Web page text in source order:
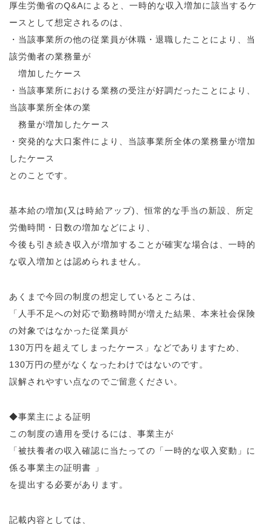
厚生労働省のQ&Aによると、一時的な収入増加に該当するケ
ースとして想定されるのは、
・当該事業所の他の従業員が休職・退職したことにより、当
該労働者の業務量が
増加したケース
・当該事業所における業務の受注が好調だったことにより、
当該事業所全体の業
務量が増加したケース
・突発的な大口案件により、当該事業所全体の業務量が増加
したケース
とのことです。
基本給の増加(又は時給アップ)、恒常的な手当の新設、所定
労働時間・日数の増加などにより、
今後も引き続き収入が増加することが確実な場合は、一時的
な収入増加とは認められません。
あくまで今回の制度の想定しているところは、
「人手不足への対応で勤務時間が増えた結果、本来社会保険
の対象ではなかった従業員が
130万円を超えてしまったケース」などでありますため、
130万円の壁がなくなったわけではないのです。
誤解されやすい点なのでご留意ください。
◆事業主による証明
この制度の適用を受けるには、事業主が
「被扶養者の収入確認に当たっての「一時的な収入変動」に
係る事業主の証明書 」
を提出する必要があります。
記載内容としては、